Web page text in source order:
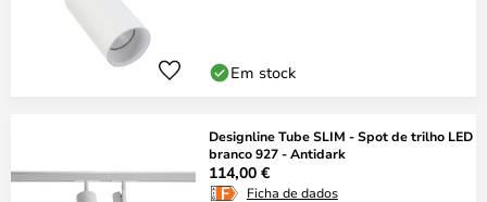
Em stock
Designline Tube SLIM - Spot de trilho LED
branco 927 - Antidark
114,00 €
Ficha de dados